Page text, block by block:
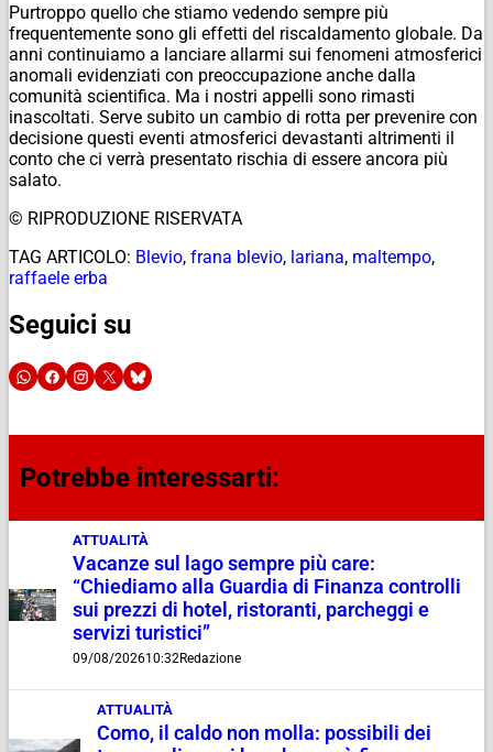
Purtroppo quello che stiamo vedendo sempre più
frequentemente sono gli effetti del riscaldamento globale. Da
anni continuiamo a lanciare allarmi sui fenomeni atmosferici
anomali evidenziati con preoccupazione anche dalla
comunità scientifica. Ma i nostri appelli sono rimasti
inascoltati. Serve subito un cambio di rotta per prevenire con
decisione questi eventi atmosferici devastanti altrimenti il
conto che ci verrà presentato rischia di essere ancora più
salato.
© RIPRODUZIONE RISERVATA
TAG ARTICOLO: Blevio, frana blevio, lariana, maltempo,
raffaele erba
Seguici su
Potrebbe interessarti:
ATTUALITÀ
Vacanze sul lago sempre più care:
“Chiediamo alla Guardia di Finanza controlli
sui prezzi di hotel, ristoranti, parcheggi e
servizi turistici”
09/08/202610:32Redazione
ATTUALITÀ
Como, il caldo non molla: possibili dei